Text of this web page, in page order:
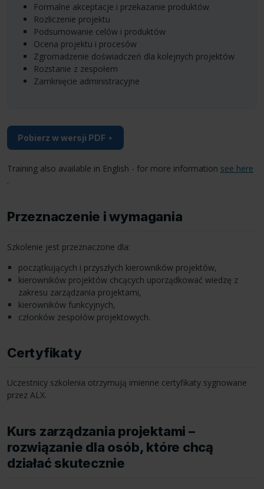
formalne akceptacje i przekazanie produktów
rozliczenie projektu
podsumowanie celów i produktów
ocena projektu i procesów
zgromadzenie doświadczeń dla kolejnych projektów
rozstanie z zespołem
zamknięcie administracyjne
Pobierz w wersji PDF
Training also available in English - for more information see here
.
Przeznaczenie i wymagania
Szkolenie jest przeznaczone dla:
początkujących i przyszłych kierowników projektów,
kierowników projektów chcących uporządkować wiedzę z
zakresu zarządzania projektami,
kierowników funkcyjnych,
członków zespołów projektowych.
Certyfikaty
Uczestnicy szkolenia otrzymują imienne certyfikaty sygnowane
przez ALX.
Kurs zarządzania projektami –
rozwiązanie dla osób, które chcą
działać skutecznie